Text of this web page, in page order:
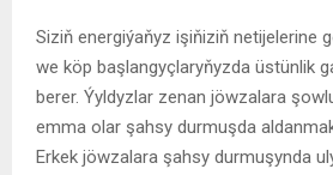
Siziň energiýaňyz işiňiziň netijelerine
we köp başlangyçlaryňyzda üstünlik
berer. Ýyldyzlar zenan jöwzalara
emma olar şahsy durmuşda
Erkek jöwzalara şahsy durmuşynda